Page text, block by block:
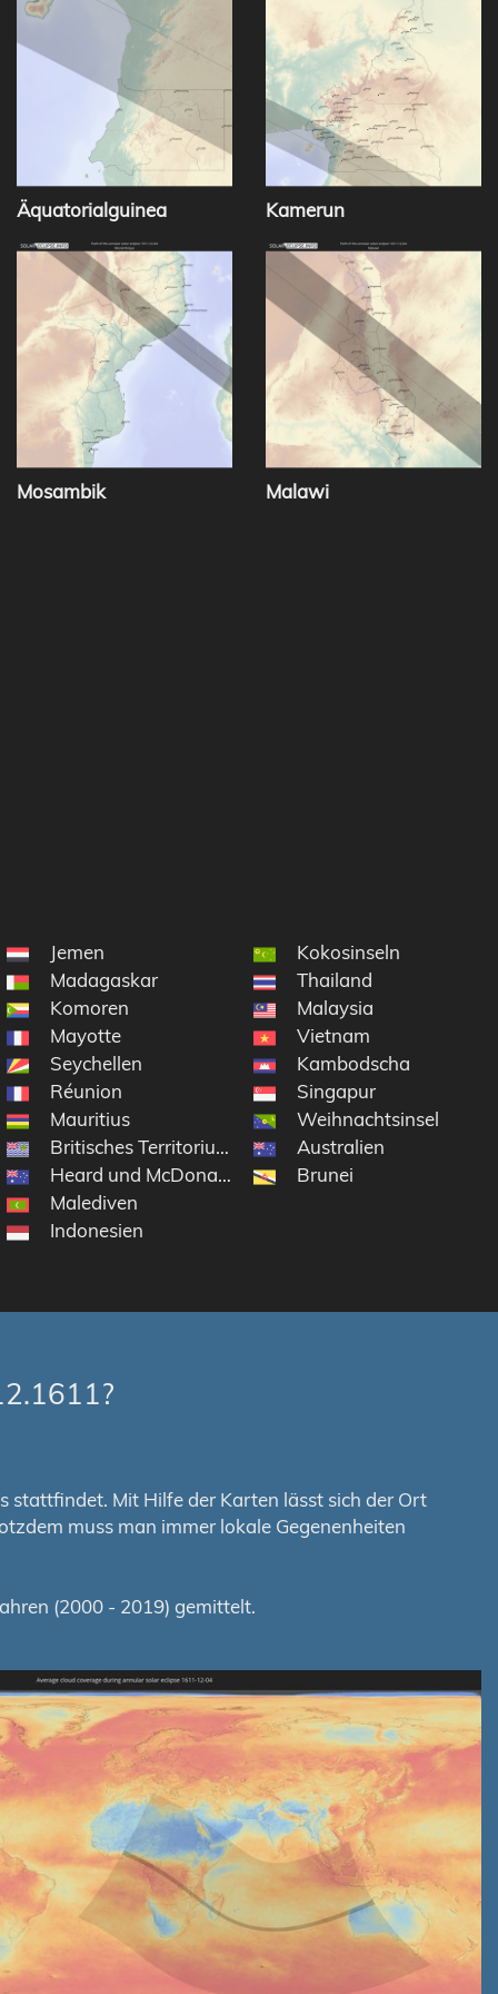
Äquatorialguinea Kamerun
Mosambik Malawi
Antarktisgebiete
Jemen
Madagaskar
Komoren
Mayotte
Seychellen
Réunion
Mauritius
Britisches Territorium im Indischen Ozean
Heard und McDonaldinseln
Malediven
Indonesien
Kokosinseln
Thailand
Malaysia
Vietnam
Kambodscha
Singapur
Weihnachtsinsel
Australien
Brunei
stattfindet. Mit Hilfe der Karten lässt sich der Ort
muss man immer lokale Gegenenheiten
(2000 - 2019) gemittelt.